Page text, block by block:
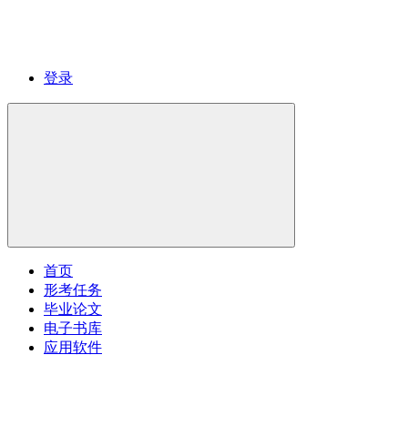
登录
首页
形考任务
毕业论文
电子书库
应用软件